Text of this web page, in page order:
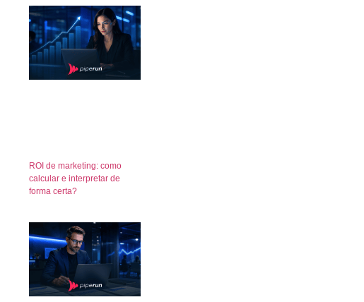
ROI de marketing: como
calcular e interpretar de
forma certa?